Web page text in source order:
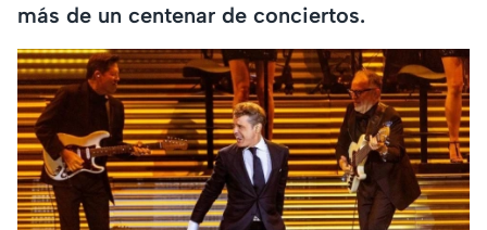
más de un centenar de conciertos.